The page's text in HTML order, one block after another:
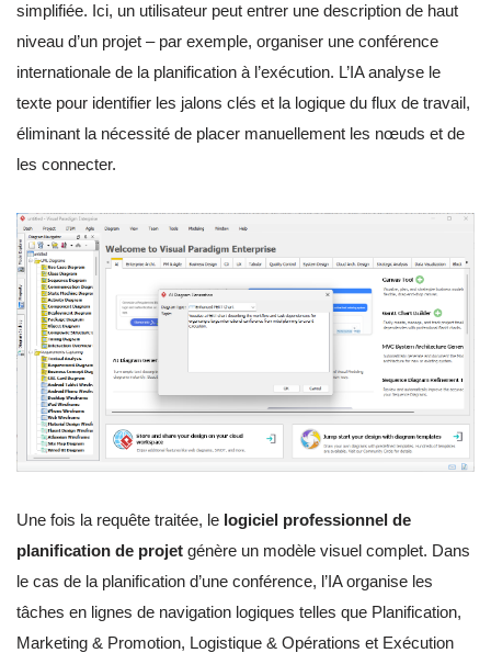
simplifiée. Ici, un utilisateur peut entrer une description de haut
niveau d’un projet – par exemple, organiser une conférence
internationale de la planification à l’exécution. L’IA analyse le
texte pour identifier les jalons clés et la logique du flux de travail,
éliminant la nécessité de placer manuellement les nœuds et de
les connecter.
Une fois la requête traitée, le logiciel professionnel de
planification de projet génère un modèle visuel complet. Dans
le cas de la planification d’une conférence, l’IA organise les
tâches en lignes de navigation logiques telles que Planification,
Marketing & Promotion, Logistique & Opérations et Exécution